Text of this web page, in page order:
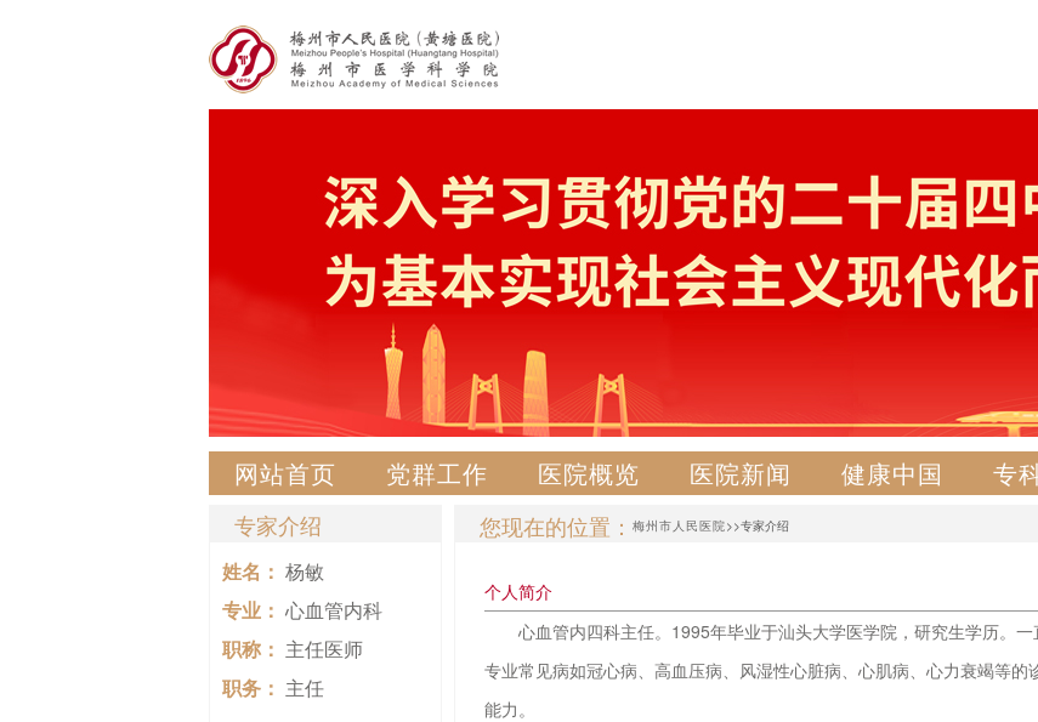
网站首页 党群工作 医院概览 医院新闻 健康中国 专
专家介绍
姓名： 杨敏
专业： 心血管内科
职称： 主任医师
职务： 主任
您现在的位置： 梅州市人民医院>>专家介绍
个人简介
心血管内四科主任。1995年毕业于汕头大学医学院，研究生学历。
专业常见病如冠心病、高血压病、风湿性心脏病、心肌病、心力衰竭等
能力。